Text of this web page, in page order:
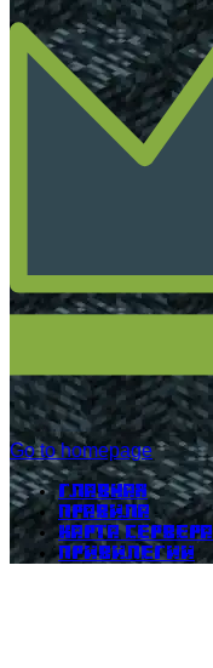
Go to homepage
Главная
Правила
Карта сервера
Привилегии